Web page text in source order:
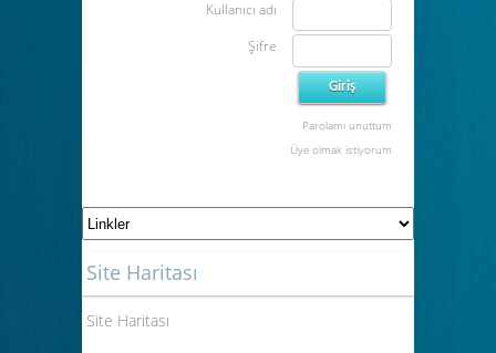
Kullanıcı adı
Şifre
Parolamı unuttum
Üye olmak istiyorum
Site Haritası
Site Haritası